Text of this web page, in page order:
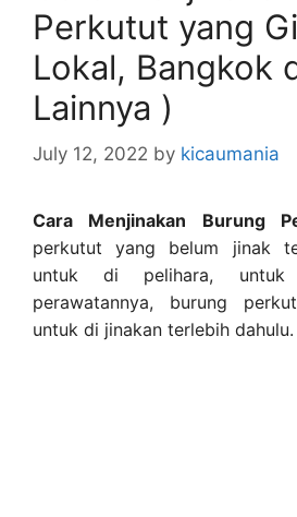
Perkutut yang
Lokal, Bangkok
Lainnya )
July 12, 2022 by kicaumania
Cara Menjinakan Burung
perkutut yang belum jinak
untuk di pelihara,
perawatannya, burung
untuk di jinakan terlebih dahulu.